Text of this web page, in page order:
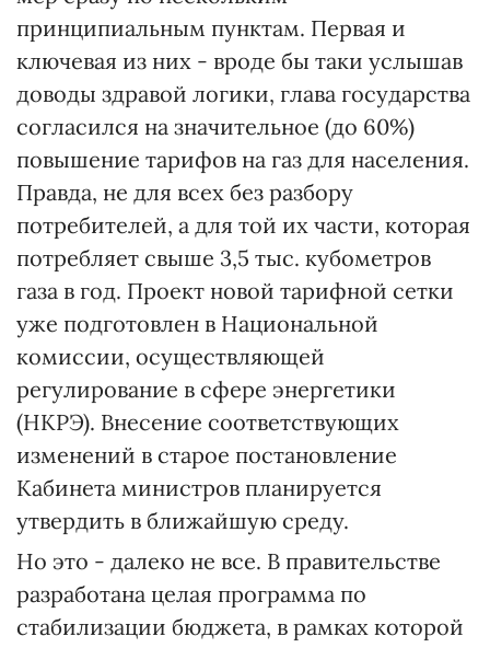
принципиальным пунктам. Первая и
ключевая из них - вроде бы таки услышав
доводы здравой логики, глава государства
согласился на значительное (до 60%)
повышение тарифов на газ для населения.
Правда, не для всех без разбору
потребителей, а для той их части, которая
потребляет свыше 3,5 тыс. кубометров
газа в год. Проект новой тарифной сетки
уже подготовлен в Национальной
комиссии, осуществляющей
регулирование в сфере энергетики
(НКРЭ). Внесение соответствующих
изменений в старое постановление
Кабинета министров планируется
утвердить в ближайшую среду.
Но это - далеко не все. В правительстве
разработана целая программа по
стабилизации бюджета, в рамках которой